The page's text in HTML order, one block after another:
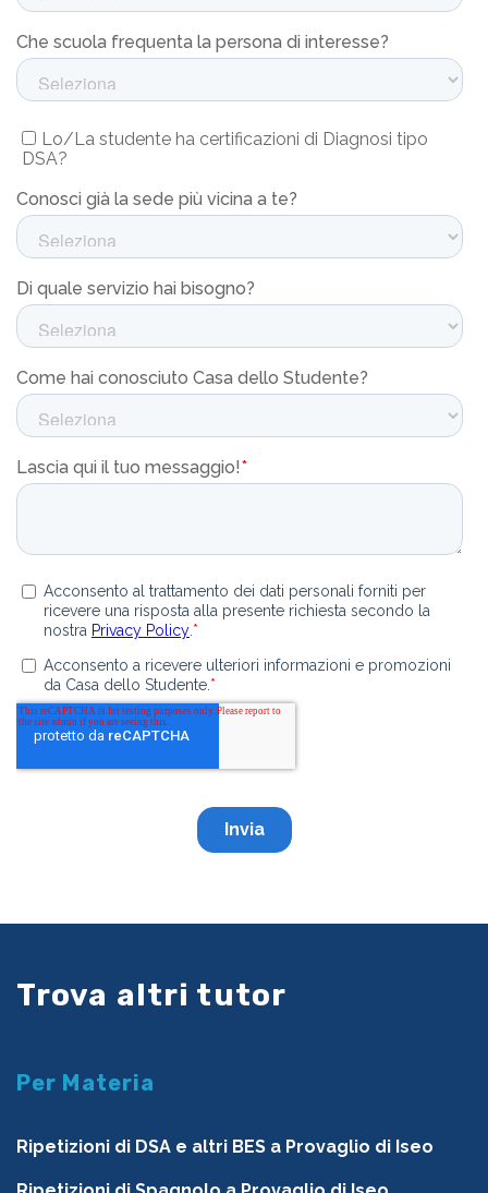
Trova altri tutor
Per Materia
Ripetizioni di DSA e altri BES a Provaglio di Iseo